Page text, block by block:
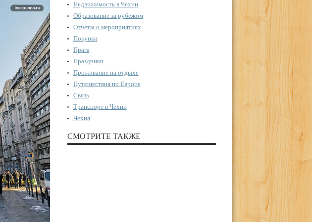
Недвижимость в Чехии
Образование за рубежом
Отчеты о мероприятиях
Покупки
Прага
Праздники
Проживание на отдыхе
Путешествия по Европе
Связь
Транспорт в Чехии
Чехия
СМОТРИТЕ ТАКЖЕ